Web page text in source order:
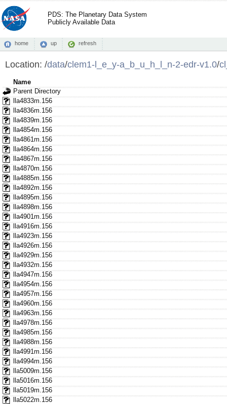
PDS: The Planetary Data System
Publicly Available Data
home up refresh
Location: /data/clem1-l_e_y-a_b_u_h_l_n-2-edr-v1.0/
Name
Parent Directory
lla4833m.156
lla4836m.156
lla4839m.156
lla4854m.156
lla4861m.156
lla4864m.156
lla4867m.156
lla4870m.156
lla4885m.156
lla4892m.156
lla4895m.156
lla4898m.156
lla4901m.156
lla4916m.156
lla4923m.156
lla4926m.156
lla4929m.156
lla4932m.156
lla4947m.156
lla4954m.156
lla4957m.156
lla4960m.156
lla4963m.156
lla4978m.156
lla4985m.156
lla4988m.156
lla4991m.156
lla4994m.156
lla5009m.156
lla5016m.156
lla5019m.156
lla5022m.156